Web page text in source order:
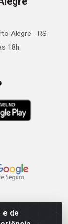
e de
Alegre - RS
18h.
Queiróz, 274